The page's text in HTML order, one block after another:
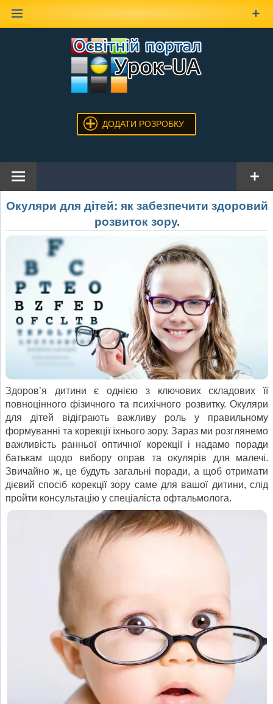
ДОДАТИ РОЗРОБКУ
Окуляри для дітей: як забезпечити здоровий
розвиток зору.
Здоров’я дитини є однією з ключових складових її
повноцінного фізичного та психічного розвитку. Окуляри
для дітей відіграють важливу роль у правильному
формуванні та корекції їхнього зору. Зараз ми розглянемо
важливість ранньої оптичної корекції і надамо поради
батькам щодо вибору оправ та окулярів для малечі.
Звичайно ж, це будуть загальні поради, а щоб отримати
дієвий спосіб корекції зору саме для вашої дитини, слід
пройти консультацію у спеціаліста офтальмолога.